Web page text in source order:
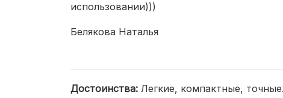
использовании)))
Белякова Наталья
Достоинства: Легкие, компактные,